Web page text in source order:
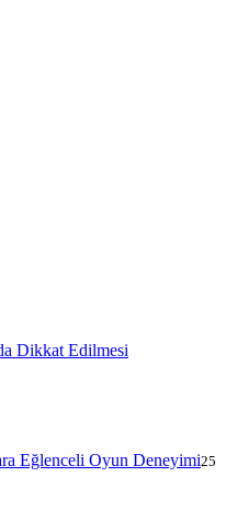
Dikkat Edilmesi
Eğlenceli Oyun Deneyimi25